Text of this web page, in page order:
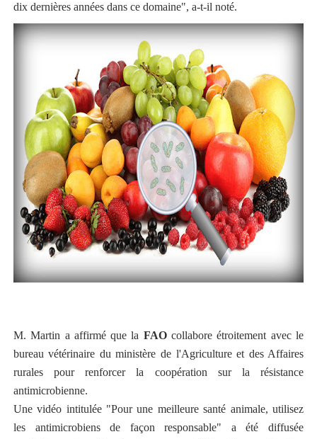
dix dernières années dans ce domaine", a-t-il noté.
M. Martin a affirmé que la FAOcollabore étroitement avec le
bureau vétérinaire du ministère de l'Agriculture et des Affaires
rurales pour renforcer la coopération sur la résistance
antimicrobienne.
Une vidéo intitulée "Pour une meilleure santé animale, utilisez
les antimicrobiens de façon responsable" a été diffusée